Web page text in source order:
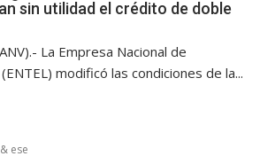
sin utilidad el crédito de doble
La Empresa Nacional de
modificó las condiciones de la...
ese